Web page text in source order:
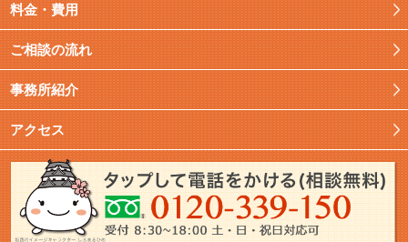
料金・費用
ご相談の流れ
事務所紹介
アクセス